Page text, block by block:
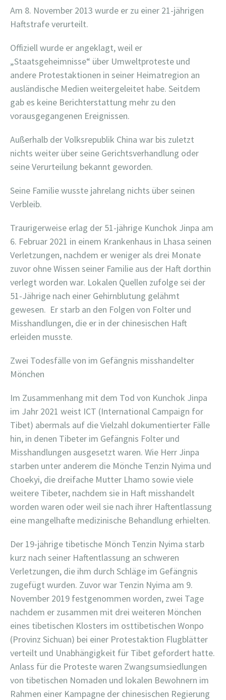
Am 8. November 2013 wurde er zu einer 21-jährigen
Haftstrafe verurteilt.
Offiziell wurde er angeklagt, weil er
„Staatsgeheimnisse“ über Umweltproteste und
andere Protestaktionen in seiner Heimatregion an
ausländische Medien weitergeleitet habe. Seitdem
gab es keine Berichterstattung mehr zu den
vorausgegangenen Ereignissen.
Außerhalb der Volksrepublik China war bis zuletzt
nichts weiter über seine Gerichtsverhandlung oder
seine Verurteilung bekannt geworden.
Seine Familie wusste jahrelang nichts über seinen
Verbleib.
Traurigerweise erlag der 51-jährige Kunchok Jinpa am
6. Februar 2021 in einem Krankenhaus in Lhasa seinen
Verletzungen, nachdem er weniger als drei Monate
zuvor ohne Wissen seiner Familie aus der Haft dorthin
verlegt worden war. Lokalen Quellen zufolge sei der
51-Jährige nach einer Gehirnblutung gelähmt
gewesen. Er starb an den Folgen von Folter und
Misshandlungen, die er in der chinesischen Haft
erleiden musste.
Zwei Todesfälle von im Gefängnis misshandelter
Mönchen
Im Zusammenhang mit dem Tod von Kunchok Jinpa
im Jahr 2021 weist ICT (International Campaign for
Tibet) abermals auf die Vielzahl dokumentierter Fälle
hin, in denen Tibeter im Gefängnis Folter und
Misshandlungen ausgesetzt waren. Wie Herr Jinpa
starben unter anderem die Mönche Tenzin Nyima und
Choekyi, die dreifache Mutter Lhamo sowie viele
weitere Tibeter, nachdem sie in Haft misshandelt
worden waren oder weil sie nach ihrer Haftentlassung
eine mangelhafte medizinische Behandlung erhielten.
Der 19-jährige tibetische Mönch Tenzin Nyima starb
kurz nach seiner Haftentlassung an schweren
Verletzungen, die ihm durch Schläge im Gefängnis
zugefügt wurden. Zuvor war Tenzin Nyima am 9.
November 2019 festgenommen worden, zwei Tage
nachdem er zusammen mit drei weiteren Mönchen
eines tibetischen Klosters im osttibetischen Wonpo
(Provinz Sichuan) bei einer Protestaktion Flugblätter
verteilt und Unabhängigkeit für Tibet gefordert hatte.
Anlass für die Proteste waren Zwangsumsiedlungen
von tibetischen Nomaden und lokalen Bewohnern im
Rahmen einer Kampagne der chinesischen Regierung